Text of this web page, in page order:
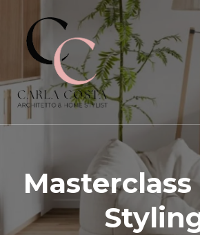
Carla Costa
Home Styling, Interior Relooking,